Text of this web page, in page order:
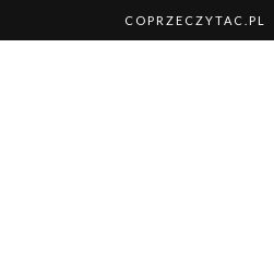
COPRZECZYTAC.PL